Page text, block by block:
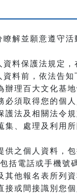
瞭解並願意遵守活
資料保護法規定，
資料前，依法告知
辦理百大文化基
必須取得您的個
護法及相關法令
集、處理及利用
供之個人資料，
括電話或手機號
其他報名表所列
接或間接識別您